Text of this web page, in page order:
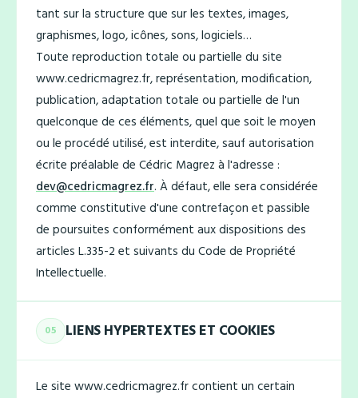
tant sur la structure que sur les textes, images,
graphismes, logo, icônes, sons, logiciels…
Toute reproduction totale ou partielle du site
www.cedricmagrez.fr, représentation, modification,
publication, adaptation totale ou partielle de l'un
quelconque de ces éléments, quel que soit le moyen
ou le procédé utilisé, est interdite, sauf autorisation
écrite préalable de Cédric Magrez à l'adresse :
dev@cedricmagrez.fr. À défaut, elle sera considérée
comme constitutive d'une contrefaçon et passible
de poursuites conformément aux dispositions des
articles L.335-2 et suivants du Code de Propriété
Intellectuelle.
05 LIENS HYPERTEXTES ET COOKIES
Le site www.cedricmagrez.fr contient un certain